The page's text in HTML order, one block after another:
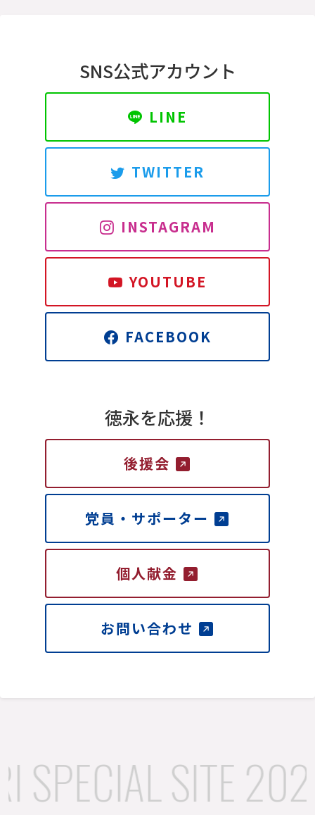
SNS公式アカウント
LINE
TWITTER
INSTAGRAM
YOUTUBE
FACEBOOK
徳永を応援！
後援会
党員・サポーター
個人献金
お問い合わせ
SPECIAL SITE